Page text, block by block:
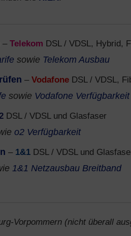
– Telekom DSL / VDSL, Hybrid,
sowie Telekom Ausbau
– Vodafone DSL / VDSL,
sowie Vodafone Verfügbarkeit
DSL / VDSL und Glasfaser
o2 Verfügbarkeit
– 1&1 DSL / VDSL und
1&1 Netzausbau Breitband
Vorpommern (nicht überall